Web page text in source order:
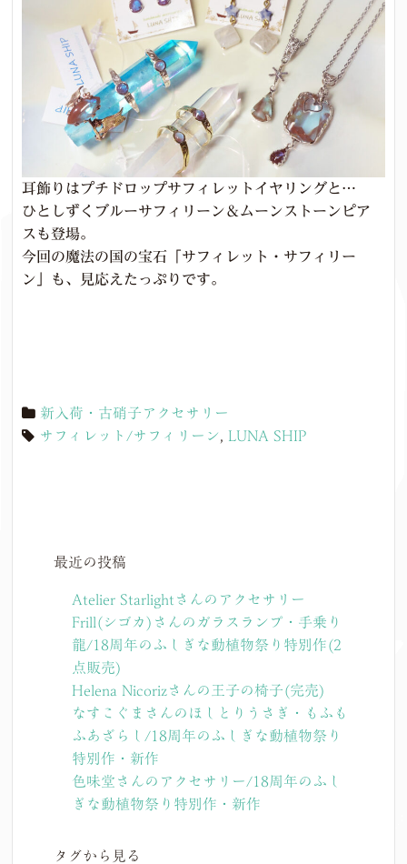
耳飾りはプチドロップサフィレットイヤリングと…
ひとしずくブルーサフィリーン＆ムーンストーンピア
スも登場。
今回の魔法の国の宝石「サフィレット・サフィリー
ン」も、見応えたっぷりです。
新入荷・古硝子アクセサリー
サフィレット/サフィリーン
LUNA SHIP
最近の投稿
Atelier Starlightさんのアクセサリー
Frill(シゴカ)さんのガラスランプ・手乗り
龍/18周年のふしぎな動植物祭り特別作(2
点販売)
Helena Nicorizさんの王子の椅子(完売)
なすこぐまさんのほしとりうさぎ・もふも
ふあざらし/18周年のふしぎな動植物祭り
特別作・新作
色味堂さんのアクセサリー/18周年のふし
ぎな動植物祭り特別作・新作
タグから見る